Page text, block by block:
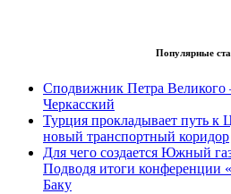
Популярные
Сподвижник Петра
Черкасский
Турция прокладывает путь к
новый транспортный коридор
Для чего создается Южный
Подводя итоги конференции
Баку